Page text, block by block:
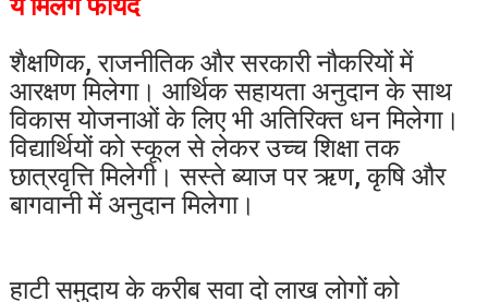
ये मिलेंगे फायदे
शैक्षणिक, राजनीतिक और सरकारी नौकरियों में
आरक्षण मिलेगा। आर्थिक सहायता अनुदान के साथ
विकास योजनाओं के लिए भी अतिरिक्त धन मिलेगा।
विद्यार्थियों को स्कूल से लेकर उच्च शिक्षा तक
छात्रवृत्ति मिलेगी। सस्ते ब्याज पर ऋण, कृषि और
बागवानी में अनुदान मिलेगा।
हाटी समुदाय के करीब सवा दो लाख लोगों को